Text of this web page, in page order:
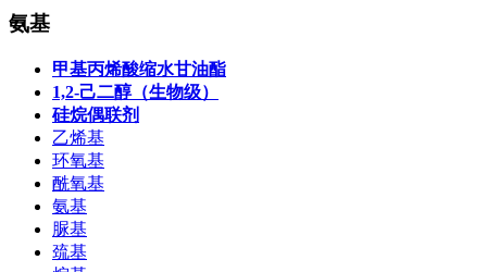
氨基
甲基丙烯酸缩水甘油酯
1,2-己二醇（生物级）
硅烷偶联剂
乙烯基
环氧基
酰氧基
氨基
脲基
巯基